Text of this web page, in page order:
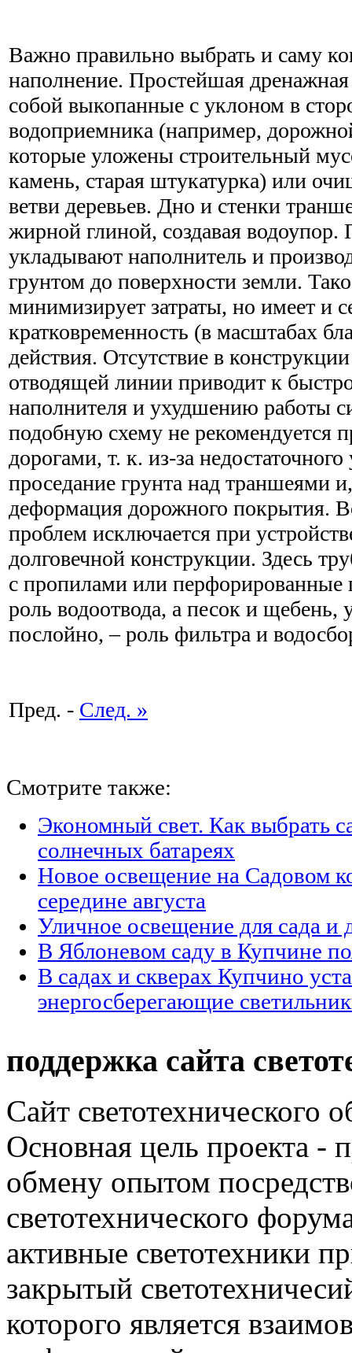
Важно правильно выбрать и саму
наполнение. Простейшая дренажная
собой выкопанные с уклоном в
водоприемника (например,
которые уложены строительный
камень, старая штукатурка) или
ветви деревьев. Дно и стенки
жирной глиной, создавая водоупор.
укладывают наполнитель и
грунтом до поверхности земли.
минимизирует затраты, но имеет и
кратковременность (в масштабах
действия. Отсутствие в
отводящей линии приводит к
наполнителя и ухудшению работы
подобную схему не рекомендуется
дорогами, т. к. из-за
проседание грунта над траншеями
деформация дорожного покрытия.
проблем исключается при
долговечной конструкции. Здесь
с пропилами или перфорированные
роль водоотвода, а песок и щебень,
послойно, – роль фильтра и
Пред. - След. »
Смотрите также:
Экономный свет. Как выбрать
солнечных батареях
Новое освещение на Садовом
середине августа
Уличное освещение для сада и
В Яблоневом саду в Купчине
В садах и скверах Купчино
энергосберегающие
поддержка сайта
Сайт светотехнического
Основная цель проекта -
обмену опытом
светотехнического
активные светотехники
закрытый
которого является